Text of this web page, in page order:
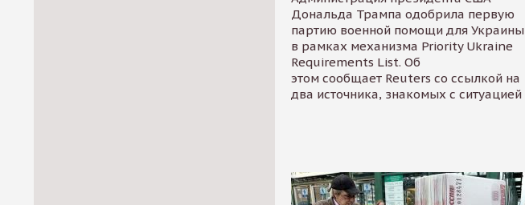
Дональда Трампа одобрила первую
партию военной помощи для Украины
в рамках механизма Priority Ukraine
Requirements List. Об
этом сообщает Reuters со ссылкой на
два источника, знакомых с ситуацией